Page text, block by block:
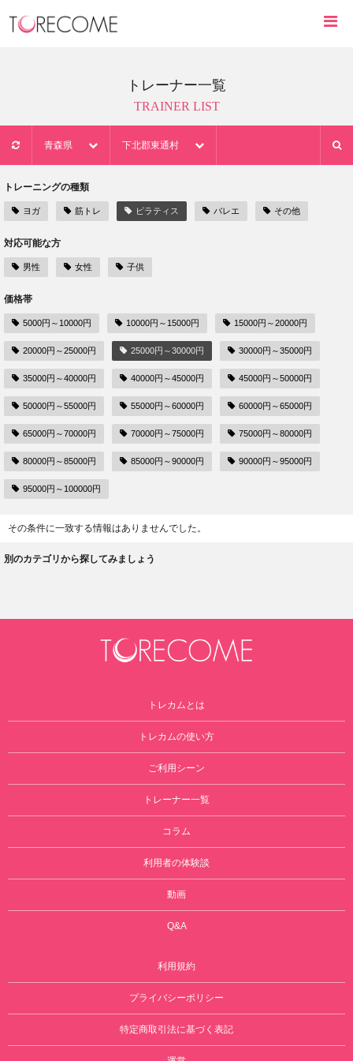
トレーナー一覧
TRAINER LIST
青森県 下北郡東通村
トレーニングの種類
ヨガ 筋トレ ピラティス バレエ その他
対応可能な方
男性 女性 子供
価格帯
5000円～10000円 10000円～15000円 15000円～20000円
20000円～25000円 25000円～30000円 30000円～35000円
35000円～40000円 40000円～45000円 45000円～50000円
50000円～55000円 55000円～60000円 60000円～65000円
65000円～70000円 70000円～75000円 75000円～80000円
80000円～85000円 85000円～90000円 90000円～95000円
95000円～100000円
その条件に一致する情報はありませんでした。
別のカテゴリから探してみましょう
トレカムとは
トレカムの使い方
ご利用シーン
トレーナー一覧
コラム
利用者の体験談
動画
Q&A
利用規約
プライバシーポリシー
特定商取引法に基づく表記